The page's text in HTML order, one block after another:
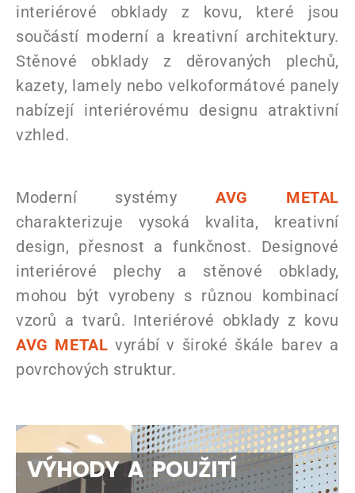
interiérové ​​obklady z kovu, které jsou
součástí moderní a kreativní architektury.
Stěnové obklady z děrovaných plechů,
kazety, lamely nebo velkoformátové panely
nabízejí interiérovému designu atraktivní
vzhled.
Moderní systémy AVG METAL
charakterizuje vysoká kvalita, kreativní
design, přesnost a funkčnost. Designové
interiérové ​​plechy a stěnové obklady,
mohou být vyrobeny s různou kombinací
vzorů a tvarů. Interiérové ​​obklady z kovu
AVG METAL vyrábí v široké škále barev a
povrchových struktur.
VÝHODY A POUŽITÍ